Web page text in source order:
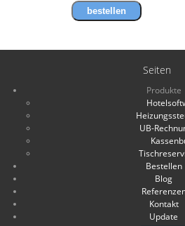
bestellen
Seiten
Produkte
UB-
Bestellen
Blog
Kontakt
Update